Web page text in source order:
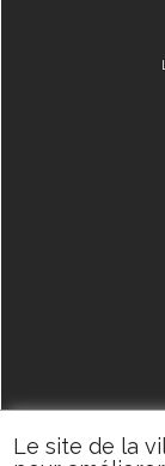
Le site de la